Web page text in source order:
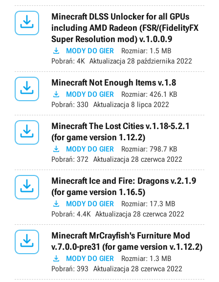

Minecraft DLSS Unlocker for all GPUs
including AMD Radeon (FSR/(FidelityFX
Super Resolution mod) v.1.0.0.9
 MODY DO GIER Rozmiar: 1.5 MB
Pobrań: 4K Aktualizacja 28 października 2022
 Minecraft Not Enough Items v.1.8
 MODY DO GIER Rozmiar: 426.1 KB
Pobrań: 330 Aktualizacja 8 lipca 2022

Minecraft The Lost Cities v.1.18-5.2.1
(for game version 1.12.2)
 MODY DO GIER Rozmiar: 798.7 KB
Pobrań: 372 Aktualizacja 28 czerwca 2022

Minecraft Ice and Fire: Dragons v.2.1.9
(for game version 1.16.5)
 MODY DO GIER Rozmiar: 17.3 MB
Pobrań: 4.4K Aktualizacja 28 czerwca 2022

Minecraft MrCrayfish's Furniture Mod
v.7.0.0-pre31 (for game version v.1.12.2)
 MODY DO GIER Rozmiar: 1.3 MB
Pobrań: 393 Aktualizacja 28 czerwca 2022